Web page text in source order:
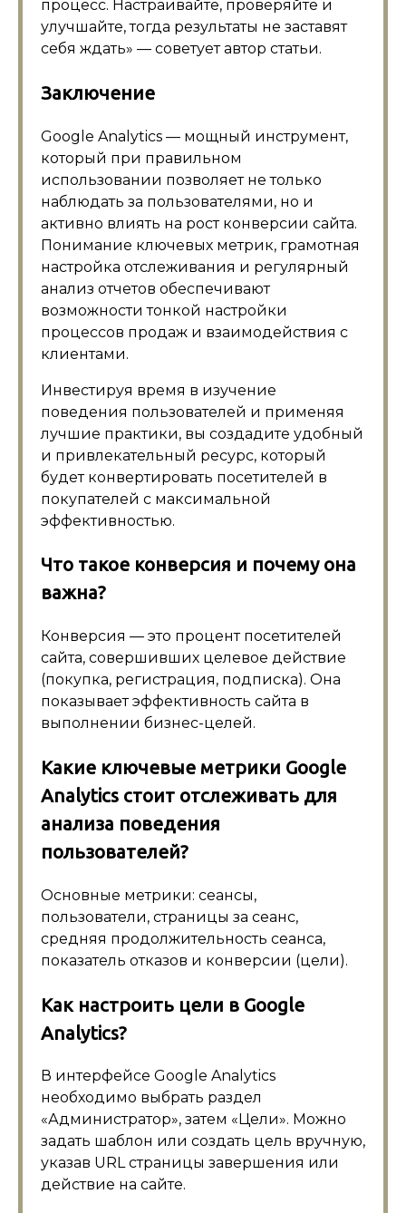
процесс. Настраивайте, проверяйте и
улучшайте, тогда результаты не заставят
себя ждать» — советует автор статьи.
Заключение
Google Analytics — мощный инструмент,
который при правильном
использовании позволяет не только
наблюдать за пользователями, но и
активно влиять на рост конверсии сайта.
Понимание ключевых метрик, грамотная
настройка отслеживания и регулярный
анализ отчетов обеспечивают
возможности тонкой настройки
процессов продаж и взаимодействия с
клиентами.
Инвестируя время в изучение
поведения пользователей и применяя
лучшие практики, вы создадите удобный
и привлекательный ресурс, который
будет конвертировать посетителей в
покупателей с максимальной
эффективностью.
Что такое конверсия и почему она
важна?
Конверсия — это процент посетителей
сайта, совершивших целевое действие
(покупка, регистрация, подписка). Она
показывает эффективность сайта в
выполнении бизнес-целей.
Какие ключевые метрики Google
Analytics стоит отслеживать для
анализа поведения
пользователей?
Основные метрики: сеансы,
пользователи, страницы за сеанс,
средняя продолжительность сеанса,
показатель отказов и конверсии (цели).
Как настроить цели в Google
Analytics?
В интерфейсе Google Analytics
необходимо выбрать раздел
«Администратор», затем «Цели». Можно
задать шаблон или создать цель вручную,
указав URL страницы завершения или
действие на сайте.